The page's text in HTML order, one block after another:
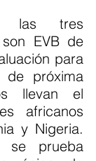
las tres
EVB de
para
de próxima
llevan el
africanos
y Nigeria.
se prueba